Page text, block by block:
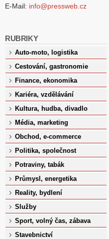
E-Mail: info@pressweb.cz
RUBRIKY
Auto-moto, logistika
Cestování, gastronomie
Finance, ekonomika
Kariéra, vzdělávání
Kultura, hudba, divadlo
Média, marketing
Obchod, e-commerce
Politika, společnost
Potraviny, tabák
Průmysl, energetika
Reality, bydlení
Služby
Sport, volný čas, zábava
Stavebnictví